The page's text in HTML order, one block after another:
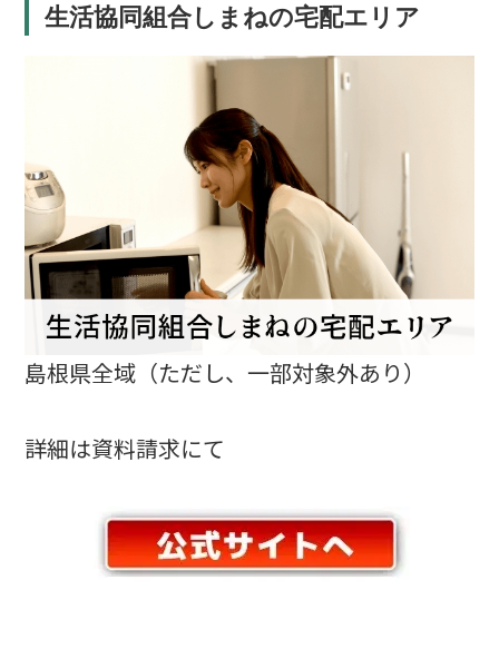
生活協同組合しまねの宅配エリア
島根県全域（ただし、一部対象外あり）
詳細は資料請求にて